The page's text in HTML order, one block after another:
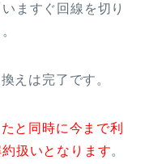
ますぐ回線を切り
えは完了です。
と同時に今まで利
扱いとなります。